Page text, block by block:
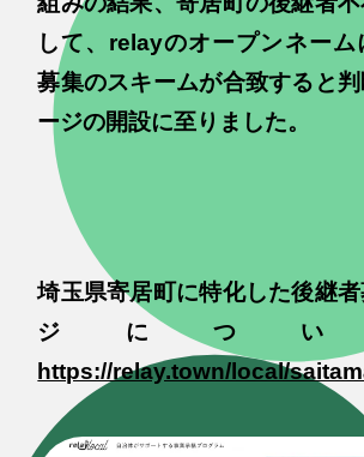
して、relayのオープンネーム
募集のスキームが合致すると
ージの開設に至りました。
埼玉県寄居町に特化した後継
ジにつ
https://relay.town/local/